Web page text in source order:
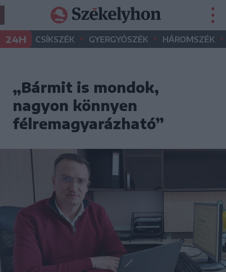
24H CSÍKSZÉK • GYERGYÓSZÉK • HÁROMSZÉK •
„Bármit is mondok,
nagyon könnyen
félremagyarázható”